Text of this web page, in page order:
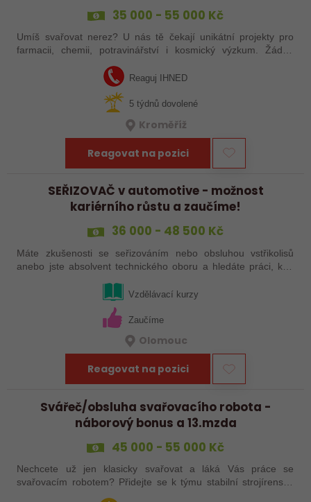
35 000 - 55 000 Kč
Umíš svařovat nerez? U nás tě čekají unikátní projekty pro
farmacii, chemii, potravinářství i kosmický výzkum. Žádná
Reaguj IHNED
5 týdnů dovolené
Kroměříž
Reagovat na pozici
SEŘIZOVAČ v automotive - možnost
kariérního růstu a zaučíme!
36 000 - 48 500 Kč
Máte zkušenosti se seřizováním nebo obsluhou vstřikolisů
anebo jste absolvent technického oboru a hledáte práci, kde
řešení a práce přímo ve…Vzdělávací kurzy
Zaučíme
Olomouc
Reagovat na pozici
Svářeč/obsluha svařovacího robota -
náborový bonus a 13.mzda
45 000 - 55 000 Kč
Nechcete už jen klasicky svařovat a láká Vás práce se
svařovacím robotem? Přidejte se k týmu stabilní strojírenské
společnosti v Hranicích a využijte své zkušenosti se